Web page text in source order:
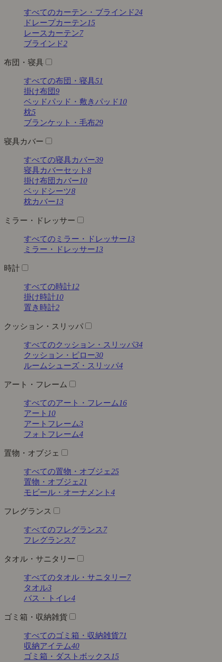
すべてのカーテン・ブラインド24
ドレープカーテン15
レースカーテン7
ブラインド2
布団・寝具
すべての布団・寝具51
掛け布団9
ベッドパッド・敷きパッド 10
枕5
ブランケット・毛布29
寝具カバー
すべての寝具カバー39
寝具カバーセット 8
掛け布団カバー10
ベッドシーツ8
枕カバー13
ミラー・ドレッサー
すべてのミラー・ドレッサー13
ミラー・ドレッサー13
時計
すべての時計12
掛け時計10
置き時計2
クッション・スリッパ
すべてのクッション・スリッパ34
クッション・ピロー30
ルームシューズ・スリッパ4
アート・フレーム
すべてのアート・フレーム 16
アート 10
アートフレーム3
フォトフレーム4
置物・オブジェ
すべての置物・オブジェ25
置物・オブジェ21
モビール・オーナメント 4
フレグランス
すべてのフレグランス 7
フレグランス 7
タオル・サニタリー
すべてのタオル・サニタリー7
タオル3
バス・トイレ4
ゴミ箱・収納雑貨
すべてのゴミ箱・収納雑貨71
収納アイテム40
ゴミ箱・ダストボックス 15